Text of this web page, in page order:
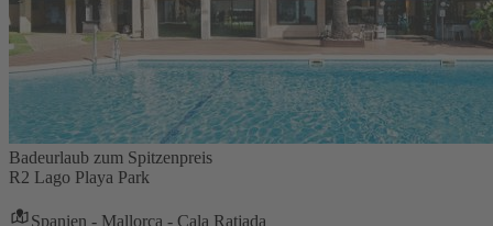
Badeurlaub zum Spitzenpreis
R2 Lago Playa Park
Spanien - Mallorca - Cala Ratjada